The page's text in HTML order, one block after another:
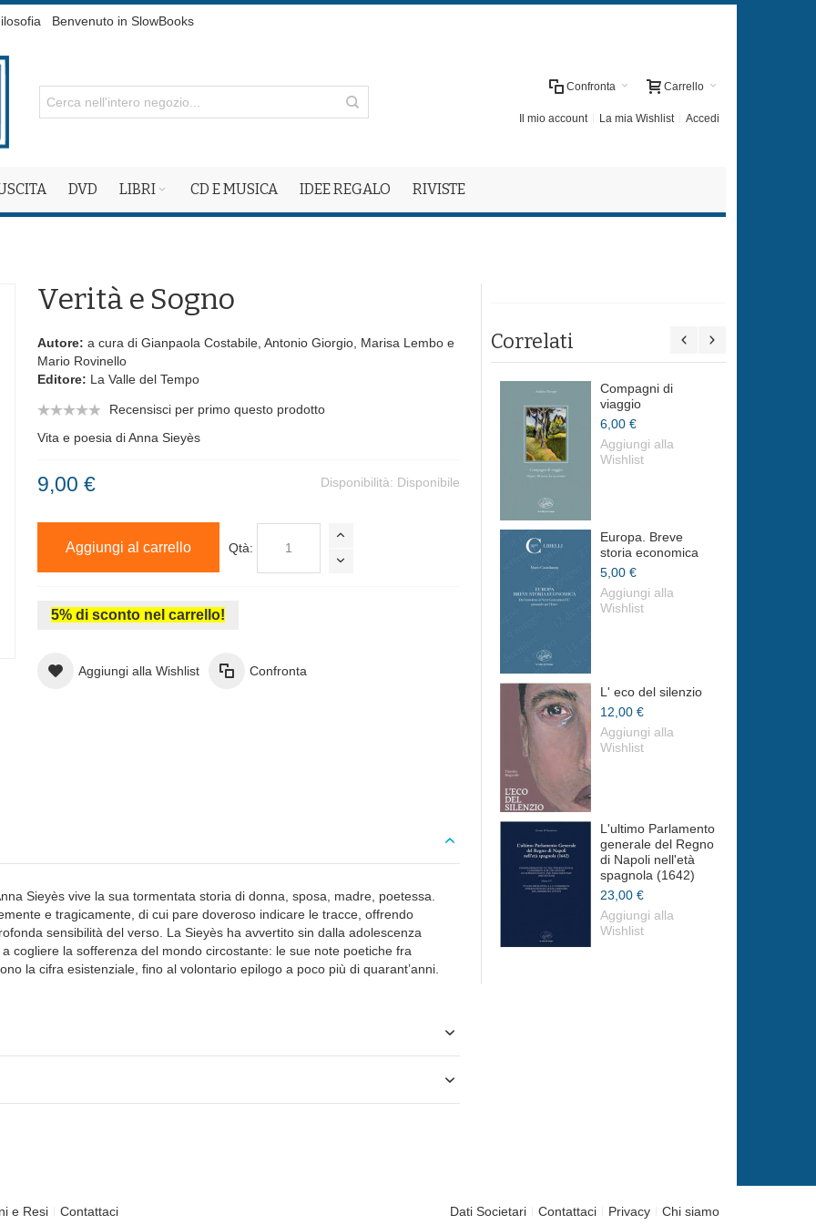
Benvenuto in SlowBooks
Carrello
Confronta
Il mio account La mia Wishlist Accedi
DVD LIBRI CD E MUSICA IDEE REGALO RIVISTE
Verità e Sogno
Autore: a cura di Gianpaola Costabile, Antonio Giorgio, Marisa Lembo e
Mario Rovinello
Editore: La Valle del Tempo
Recensisci per primo questo prodotto
Vita e poesia di Anna Sieyès
Disponibilità: Disponibile
9,00 €
Qtà:
Aggiungi al carrello
5% di sconto nel carrello!
Aggiungi alla Wishlist Confronta
Correlati
Compagni di
viaggio
6,00 €
Aggiungi alla
Wishlist
Europa. Breve
storia economica
5,00 €
Aggiungi alla
Wishlist
L' eco del silenzio
12,00 €
Aggiungi alla
Wishlist
L'ultimo Parlamento
generale del Regno
di Napoli nell'età
spagnola (1642)
23,00 €
Aggiungi alla
Wishlist
Sieyès vive la sua tormentata storia di donna, sposa, madre, poetessa.
e tragicamente, di cui pare doveroso indicare le tracce, offrendo
sensibilità del verso. La Sieyès ha avvertito sin dalla adolescenza
cogliere la sofferenza del mondo circostante: le sue note poetiche fra
la cifra esistenziale, fino al volontario epilogo a poco più di quarant’anni.
e Resi Contattaci Dati Societari Contattaci Privacy Chi siamo